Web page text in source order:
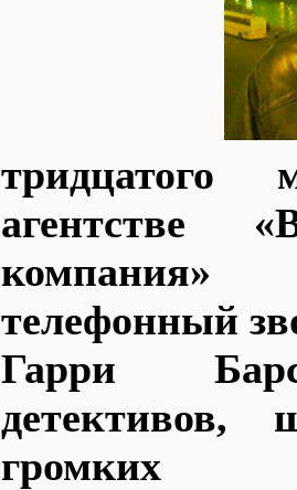
тридцатого
агентстве
компания»
телефонный
Гарри
детективов,
громких